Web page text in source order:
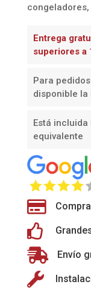
Entrega
superiores a
Para pedidos
disponible la
Está incluida
equivalente


 Envío
